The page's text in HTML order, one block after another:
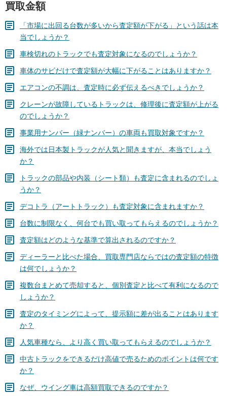
買取金額
「市場に出回る台数が多いから査定額が下がる」という話は本
当でしょうか？
車検切れのトラックでも査定対象になるのでしょうか？
車体のサビだけで査定額が大幅に下がることはありますか？
エアコンの不調は、査定時に必ず伝えるべきでしょうか？
クレーンが故障しているトラックは、修理後に査定額が上がる
のでしょうか？
事業用ナンバー（緑ナンバー）の車両も買取対象ですか？
海外では日本製トラックが人気と聞きますが、本当でしょう
か？
トラックの部品や内装（シート類）も査定に含まれるのでしょ
うか？
デコトラ（アートトラック）も査定対象に含まれますか？
台数に制限なく、何台でも買い取ってもらえるのでしょうか？
査定額はどのような基準で算出されるのですか？
ディーラーと比べた場合、買取専門店ならではの査定額の特徴
は何でしょうか？
複数台まとめて売却すると、個別査定と比べて有利になるので
しょうか？
査定のタイミングによって、提示額に差が出ることはあります
か？
人気車種なら、より高く買い取ってもらえるのでしょうか？
中古トラックをできるだけ高値で売るためのポイントは何です
か？
なぜ、ウイング車は高額買取できるのですか？